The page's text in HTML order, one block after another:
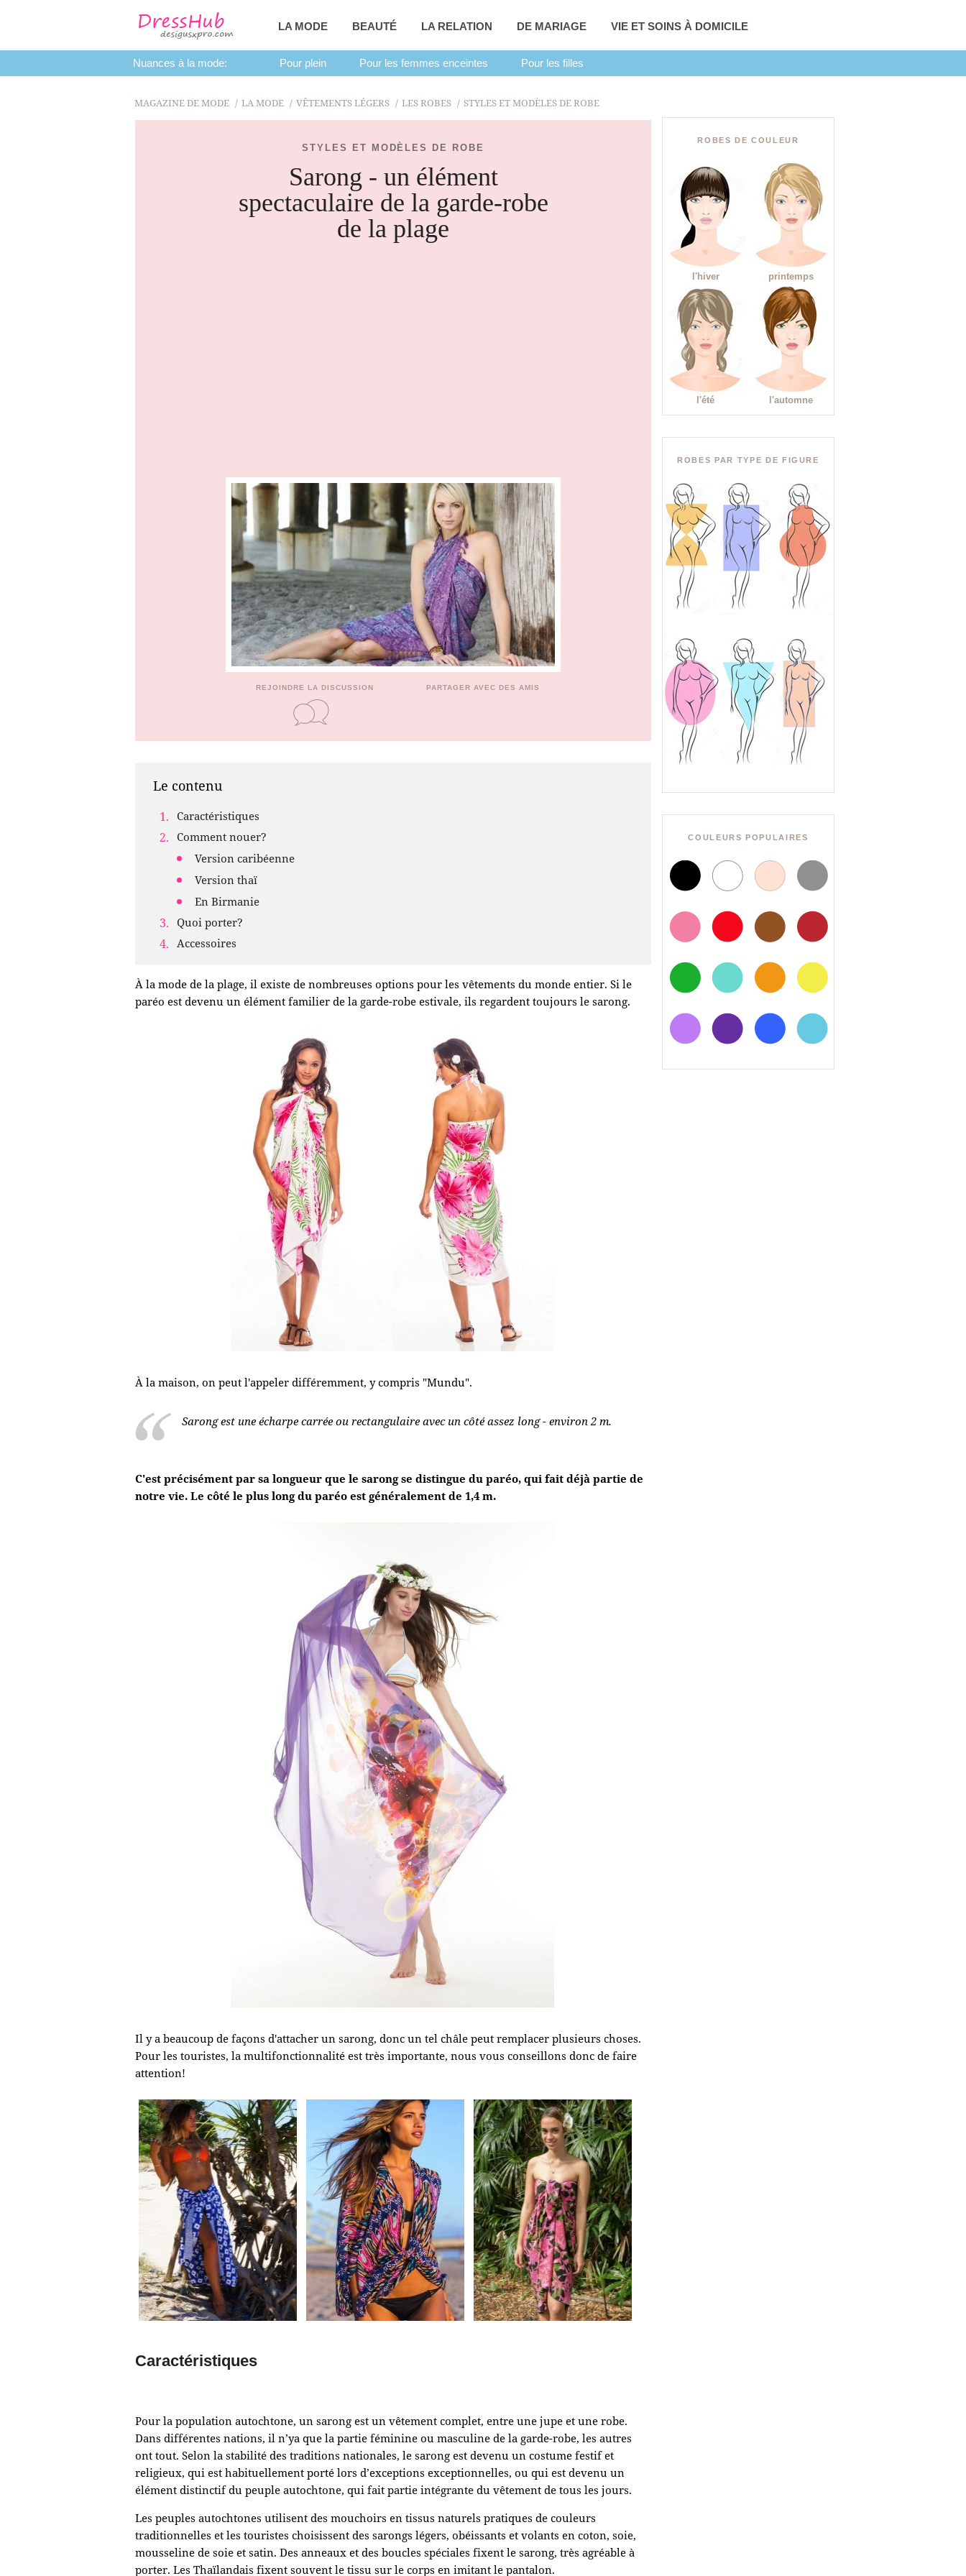
LA MODE BEAUTÉ LA RELATION DE MARIAGE VIE ET SOINS À DOMICILE
Nuances à la mode: Pour plein Pour les femmes enceintes Pour les filles
MAGAZINE DE MODE LA MODE VÊTEMENTS LÉGERS LES ROBES STYLES ET MODÈLES DE ROBE
STYLES ET MODÈLES DE ROBE
Sarong - un élément
spectaculaire de la garde-robe
de la plage
REJOINDRE LA DISCUSSION PARTAGER AVEC DES AMIS
Le contenu
Caractéristiques
Comment nouer?
Version caribéenne
Version thaï
En Birmanie
Quoi porter?
Accessoires
À la mode de la plage, il existe de nombreuses options pour les vêtements du monde entier. Si le
paréo est devenu un élément familier de la garde-robe estivale, ils regardent toujours le sarong.
À la maison, on peut l'appeler différemment, y compris "Mundu".
Sarong est une écharpe carrée ou rectangulaire avec un côté assez long - environ 2 m.
C'est précisément par sa longueur que le sarong se distingue du paréo, qui fait déjà partie de
notre vie. Le côté le plus long du paréo est généralement de 1,4 m.
Il y a beaucoup de façons d'attacher un sarong, donc un tel châle peut remplacer plusieurs choses.
Pour les touristes, la multifonctionnalité est très importante, nous vous conseillons donc de faire
attention!
Caractéristiques
Pour la population autochtone, un sarong est un vêtement complet, entre une jupe et une robe.
Dans différentes nations, il n’ya que la partie féminine ou masculine de la garde-robe, les autres
ont tout. Selon la stabilité des traditions nationales, le sarong est devenu un costume festif et
religieux, qui est habituellement porté lors d’exceptions exceptionnelles, ou qui est devenu un
élément distinctif du peuple autochtone, qui fait partie intégrante du vêtement de tous les jours.
Les peuples autochtones utilisent des mouchoirs en tissus naturels pratiques de couleurs
traditionnelles et les touristes choisissent des sarongs légers, obéissants et volants en coton, soie,
mousseline de soie et satin. Des anneaux et des boucles spéciales fixent le sarong, très agréable à
porter. Les Thaïlandais fixent souvent le tissu sur le corps en imitant le pantalon.
ROBES DE COULEUR
l'hiver printemps
l'été l'automne
ROBES PAR TYPE DE FIGURE
COULEURS POPULAIRES